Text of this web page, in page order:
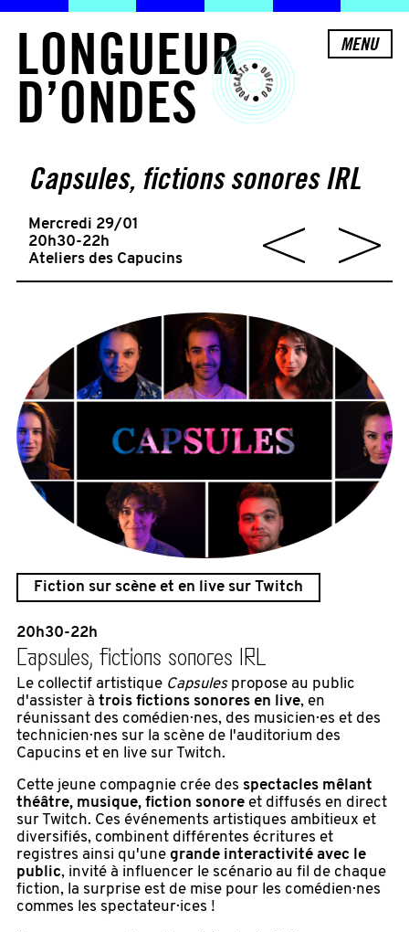
LONGUEUR
D’ONDES
MENU
Capsules, fictions sonores IRL
Mercredi 29/01
20h30-22h
Ateliers des Capucins
Fiction sur scène et en live sur Twitch
20h30-22h
Capsules, fictions sonores IRL
Le collectif artistique Capsulespropose au public
d'assister àtrois fictions sonores en live, en
réunissant des comédien·nes, des musicien·es et des
technicien·nes sur la scène de l'auditorium des
Capucins et en live sur Twitch.
Cette jeune compagnie crée desspectacles mêlant
théâtre, musique, fiction sonore et diffusés en direct
sur Twitch. Ces événements artistiques ambitieux et
diversifiés, combinent différentes écritures et
registres ainsi qu'unegrande interactivité avec le
public, invité à influencer le scénario au fil de chaque
fiction, la surprise est de mise pour les comédien·nes
commes les spectateur·ices !